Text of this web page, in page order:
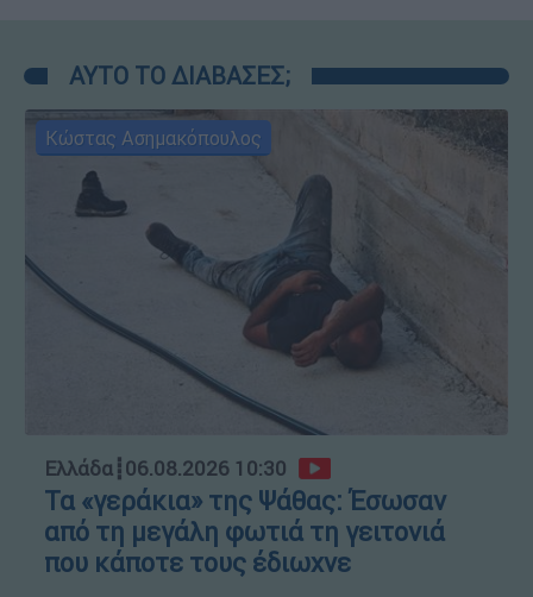
ΑΥΤΟ ΤΟ ΔΙΑΒΑΣΕΣ;
Κώστας Ασημακόπουλος
Ελλάδα┋06.08.2026 10:30
Τα «γεράκια» της Ψάθας: Έσωσαν
από τη μεγάλη φωτιά τη γειτονιά
που κάποτε τους έδιωχνε